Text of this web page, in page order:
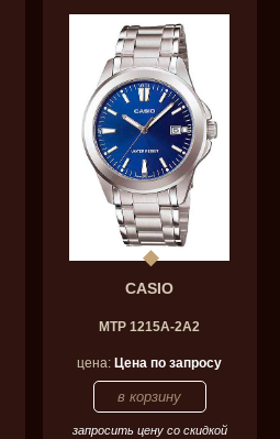
CASIO
MTP 1215A-2A2
цена: Цена по запросу
запросить цену со скидкой